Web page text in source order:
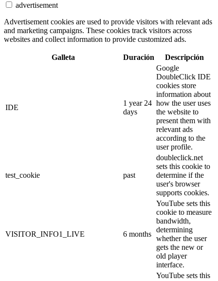
advertisement
Advertisement cookies are used to provide visitors with relevant ads
and marketing campaigns. These cookies track visitors across
websites and collect information to provide customized ads.
Galleta Duración Descripción
IDE
1 year 24
days
Google
DoubleClick IDE
cookies store
information about
how the user uses
the website to
present them with
relevant ads
according to the
user profile.
test_cookie past
doubleclick.net
sets this cookie to
determine if the
user's browser
supports cookies.
VISITOR_INFO1_LIVE 6 months
YouTube sets this
cookie to measure
bandwidth,
determining
whether the user
gets the new or
old player
interface.
YouTube sets this